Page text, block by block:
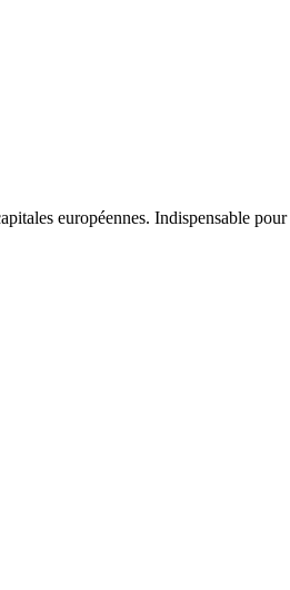
européennes. Indispensable